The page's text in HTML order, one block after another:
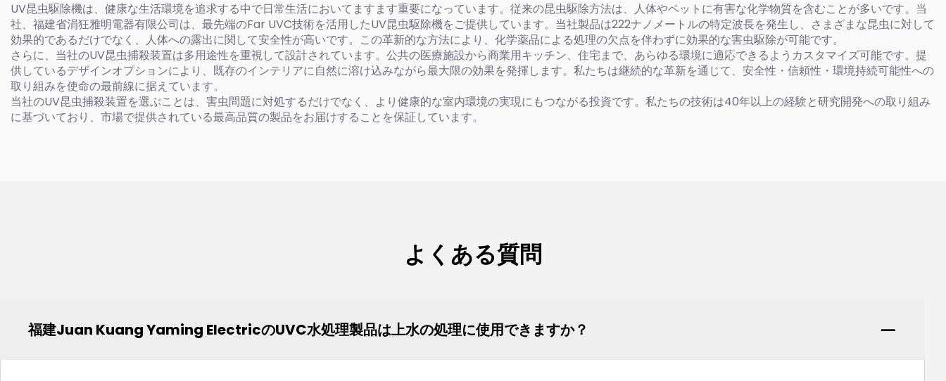
UV昆虫駆除機は、健康な生活環境を追求する中で日常生活においてますます重要になっています。従来の昆虫駆除方法は、人体やペットに有害な化学物質を含むことが多いです。当
社、福建省涓狂雅明電器有限公司は、最先端のFar UVC技術を活用したUV昆虫駆除機をご提供しています。当社製品は222ナノメートルの特定波長を発生し、さまざまな昆虫に対して
効果的であるだけでなく、人体への露出に関して安全性が高いです。この革新的な方法により、化学薬品による処理の欠点を伴わずに効果的な害虫駆除が可能です。
さらに、当社のUV昆虫捕殺装置は多用途性を重視して設計されています。公共の医療施設から商業用キッチン、住宅まで、あらゆる環境に適応できるようカスタマイズ可能です。提
供しているデザインオプションにより、既存のインテリアに自然に溶け込みながら最大限の効果を発揮します。私たちは継続的な革新を通じて、安全性・信頼性・環境持続可能性への
取り組みを使命の最前線に据えています。
当社のUV昆虫捕殺装置を選ぶことは、害虫問題に対処するだけでなく、より健康的な室内環境の実現にもつながる投資です。私たちの技術は40年以上の経験と研究開発への取り組み
に基づいており、市場で提供されている最高品質の製品をお届けすることを保証しています。
よくある質問
福建Juan Kuang Yaming ElectricのUVC水処理製品は上水の処理に使用できますか？